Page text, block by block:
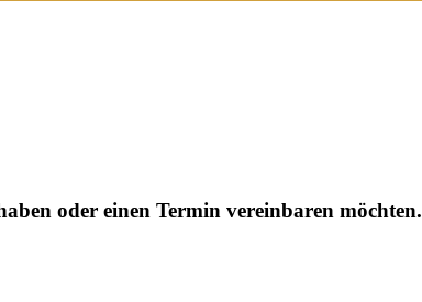
oder einen Termin vereinbaren möchten.